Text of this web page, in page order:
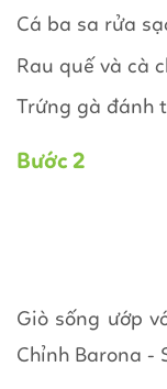
Cá ba sa rửa
Rau quế và cà
Trứng gà đánh
Bước 2
Giò sống ướp
Chỉnh Barona -